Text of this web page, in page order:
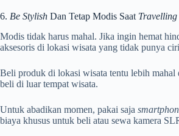
6. Be Stylish Dan Tetap Modis Saat Travelling
Modis tidak harus mahal. Jika ingin hemat
aksesoris di lokasi wisata yang tidak punya
Beli produk di lokasi wisata tentu lebih mahal
beli di luar tempat wisata.
Untuk abadikan momen, pakai saja
biaya khusus untuk beli atau sewa kamera